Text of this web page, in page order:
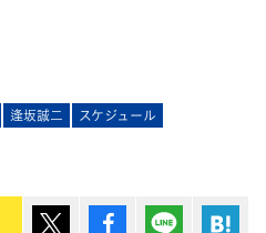
逢坂誠二 スケジュール
ポスト シェア Lineで送